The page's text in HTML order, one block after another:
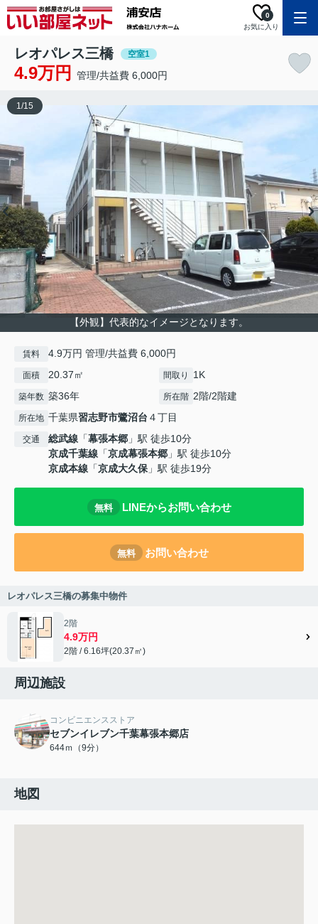
お気に入り
0
レオパレス三橋 空室1
4.9万円 管理/共益費 6,000円
【外観】代表的なイメージとなります。
1/15
賃料 4.9万円 管理/共益費 6,000円
面積 20.37㎡ 間取り 1K
築年数 築36年 所在階 2階/2階建
所在地 千葉県習志野市鷺沼台 ４丁目
交通 総武線 「幕張本郷 」駅 徒歩10分
京成千葉線 「京成幕張本郷 」駅 徒歩10分
京成本線 「京成大久保」駅 徒歩19分
無料 LINEからお問い合わせ
無料 お問い合わせ
レオパレス三橋の募集中物件
2階
4.9万円
2階 / 6.16坪(20.37㎡)
周辺施設
コンビニエンスストア
セブンイレブン千葉幕張本郷店
644ｍ（9分）
地図